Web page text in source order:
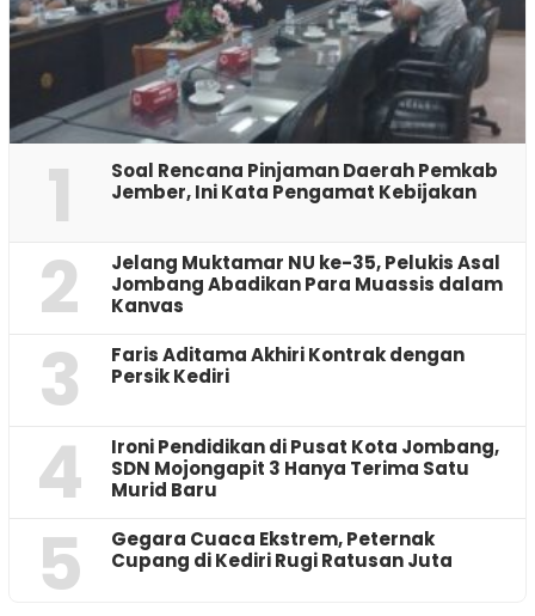
1
‎Soal Rencana Pinjaman Daerah Pemkab
Jember, Ini Kata Pengamat Kebijakan ‎
2
Jelang Muktamar NU ke-35, Pelukis Asal
Jombang Abadikan Para Muassis dalam
Kanvas
3
Faris Aditama Akhiri Kontrak dengan
Persik Kediri
4
Ironi Pendidikan di Pusat Kota Jombang,
SDN Mojongapit 3 Hanya Terima Satu
Murid Baru
5
‎Gegara Cuaca Ekstrem, Peternak
Cupang di Kediri Rugi Ratusan Juta